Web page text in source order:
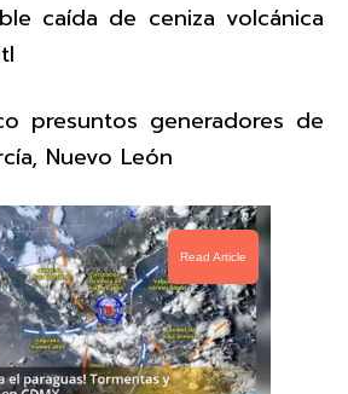
caída de ceniza volcánica
presuntos generadores de
Nuevo León
Read Article